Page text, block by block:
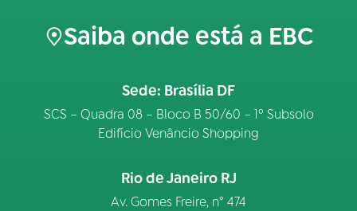
Saiba onde está a EBC
Sede: Brasília DF
SCS – Quadra 08 – Bloco B 50/60 – 1º Subsolo
Edifício Venâncio Shopping
Rio de Janeiro RJ
Av. Gomes Freire, n° 474